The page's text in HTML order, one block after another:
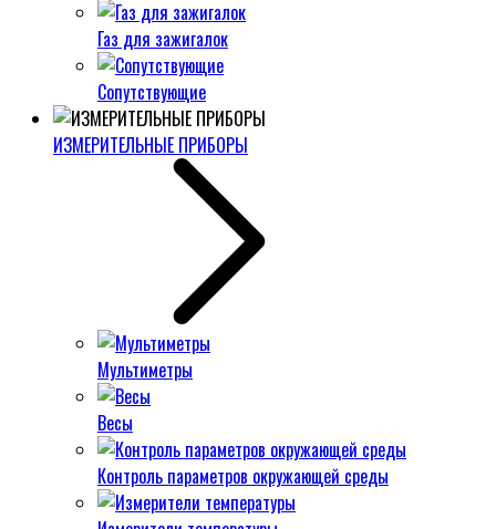
Газ для зажигалок
Сопутствующие
ИЗМЕРИТЕЛЬНЫЕ ПРИБОРЫ
Мультиметры
Весы
Контроль параметров окружающей среды